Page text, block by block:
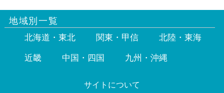
地域別一覧
北海道・東北 関東・甲信 北陸・東海
近畿 中国・四国 九州・沖縄
サイトについて